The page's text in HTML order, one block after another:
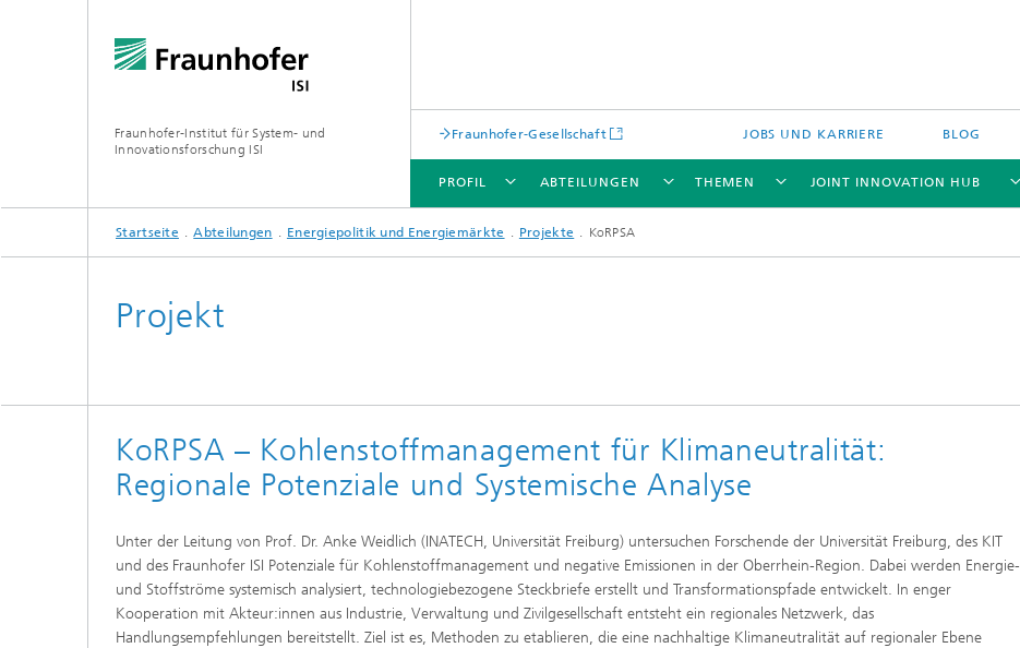
Fraunhofer-Institut für System- und
Innovationsforschung ISI
Fraunhofer-Gesellschaft JOBS UND KARRIERE BLOG
PROFIL
PROFIL
ABTEILUNGEN
ABTEILUNGEN
THEMEN
THEMEN
JOINT INNOVATION HUB
JOINT INNOVATION HUB
Startseite Abteilungen Energiepolitik und Energiemärkte Projekte KoRPSA
Projekt
KoRPSA – Kohlenstoffmanagement für Klimaneutralität:
Regionale Potenziale und Systemische Analyse
Unter der Leitung von Prof. Dr. Anke Weidlich (INATECH, Universität Freiburg) untersuchen Forschende der Universität Freiburg, des KIT
und des Fraunhofer ISI Potenziale für Kohlenstoffmanagement und negative Emissionen in der Oberrhein-Region. Dabei werden Energie-
und Stoffströme systemisch analysiert, technologiebezogene Steckbriefe erstellt und Transformationspfade entwickelt. In enger
Kooperation mit Akteur:innen aus Industrie, Verwaltung und Zivilgesellschaft entsteht ein regionales Netzwerk, das
Handlungsempfehlungen bereitstellt. Ziel ist es, Methoden zu etablieren, die eine nachhaltige Klimaneutralität auf regionaler Ebene